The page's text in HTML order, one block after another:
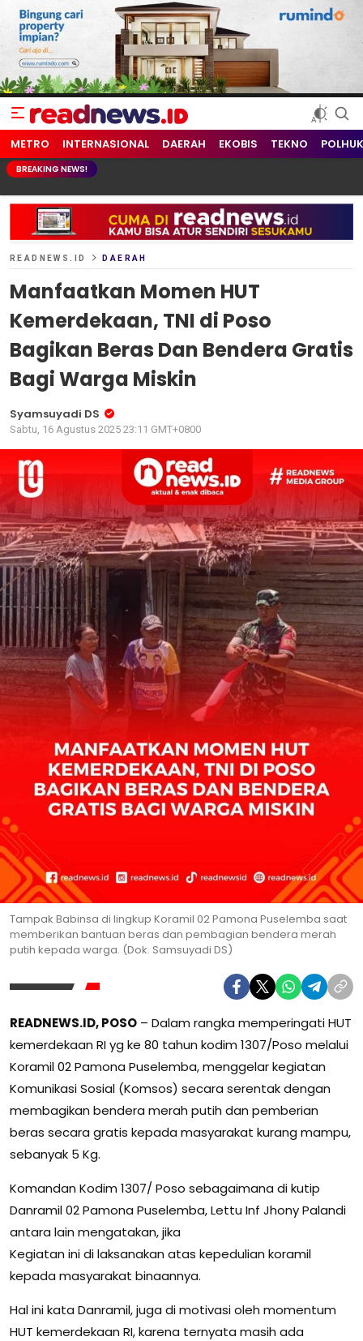
readnews.id
Berita Terkini, Update Terbaru Hari ini dari Indonesia dan Dunia
METRO INTERNASIONAL DAERAH EKOBIS TEKNO
BREAKING NEWS!
READNEWS.ID DAERAH
Manfaatkan Momen HUT
Kemerdekaan, TNI di Poso
Bagikan Beras Dan Bendera Gratis
Bagi Warga Miskin
Syamsuyadi DS
Sabtu, 16 Agustus 2025 23:11 GMT+0800
Tampak Babinsa di lingkup Koramil 02 Pamona Puselemba saat
memberikan bantuan beras dan pembagian bendera merah
putih kepada warga. (Dok. Samsuyadi DS)
READNEWS.ID, POSO – Dalam rangka memperingati HUT
kemerdekaan RI yg ke 80 tahun kodim 1307/Poso melalui
Koramil 02 Pamona Puselemba, menggelar kegiatan
Komunikasi Sosial (Komsos) secara serentak dengan
membagikan bendera merah putih dan pemberian
beras secara gratis kepada masyarakat kurang mampu,
sebanyak 5 Kg.
Komandan Kodim 1307/ Poso sebagaimana di kutip
Danramil 02 Pamona Puselemba, Lettu Inf Jhony Palandi
antara lain mengatakan, jika
Kegiatan ini di laksanakan atas kepedulian koramil
kepada masyarakat binaannya.
Hal ini kata Danramil, juga di motivasi oleh momentum
HUT kemerdekaan RI, karena ternyata masih ada